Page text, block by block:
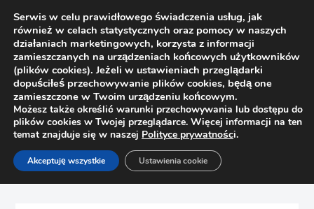
Strona główna Sklep
Prowadnice
Prowadnica Movento 350mm Blum 760H3500S Tip-On
Serwis w celu prawidłowego świadczenia usług, jak
również w celach statystycznych oraz pomocy w naszych
działaniach marketingowych, korzysta z informacji
zamieszczanych na urządzeniach końcowych użytkowników
(plików cookies). Jeżeli w ustawieniach przeglądarki
dopuściłeś przechowywanie plików cookies, będą one
zamieszczone w Twoim urządzeniu końcowym.
Możesz także określić warunki przechowywania lub dostępu do
plików cookies w Twojej przeglądarce. Więcej informacji na ten
temat znajduje się w naszej Polityce prywatności.
Akceptuję wszystkie Ustawienia cookie